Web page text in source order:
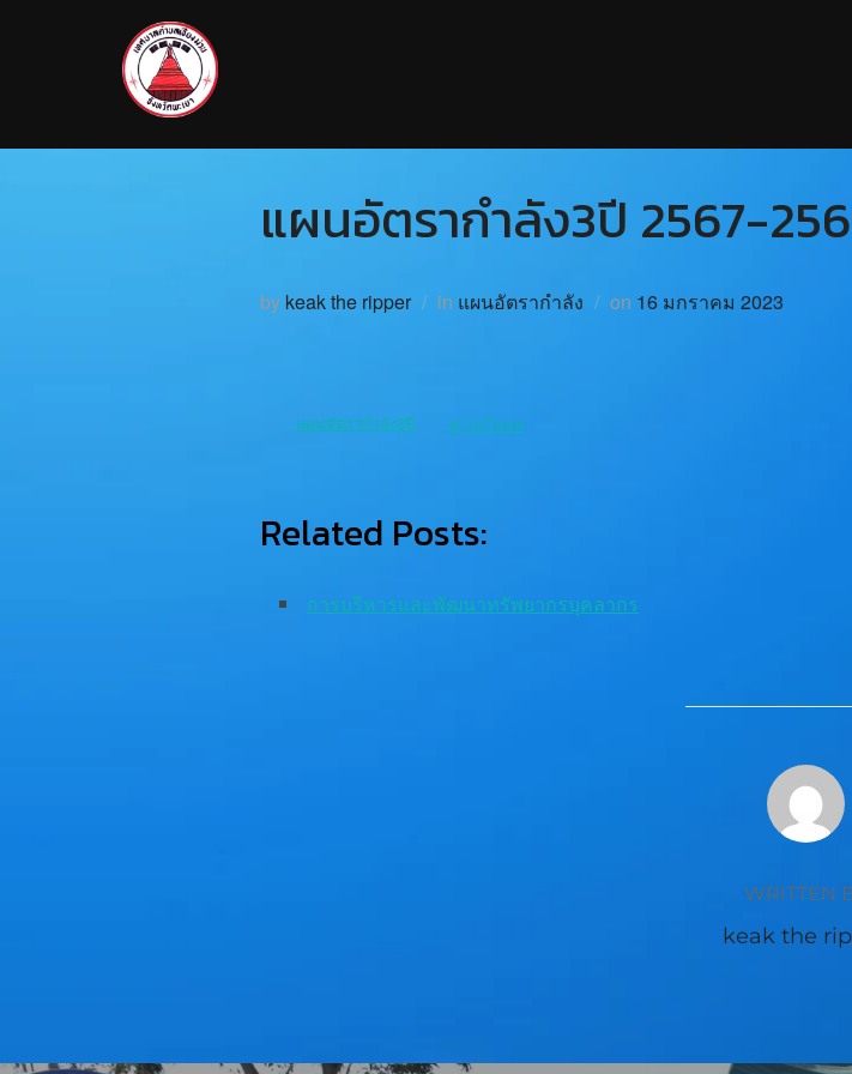
แผนอัตรากำลัง3ปี 2567-
by keak the ripper in แผนอัตรากำลัง on 16 มกราคม 2023
แผนอัตรากำลัง3ปี ดาวน์โหลด
Related Posts:
การบริหารและพัฒนาทรัพยากรบุคลากร
POST
WRITTEN
keak the